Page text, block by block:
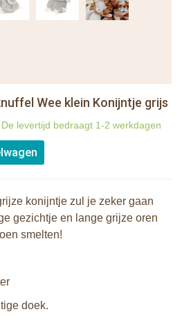
Wee klein Konijntje grijs
levertijd bedraagt 1-2 werkdagen
konijntje zul je zeker gaan
gezichtje en lange grijze oren
smelten!
doek.